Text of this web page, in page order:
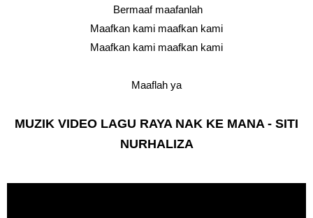
Bermaaf maafanlah
Maafkan kami maafkan kami
Maafkan kami maafkan kami
Maaflah ya
MUZIK VIDEO LAGU RAYA NAK KE MANA - SITI
NURHALIZA